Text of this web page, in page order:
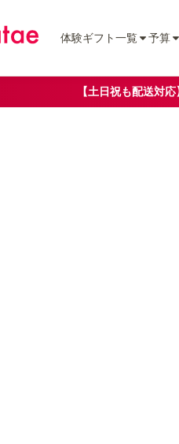
体験ギフト一覧 予算
【土日祝も配送対